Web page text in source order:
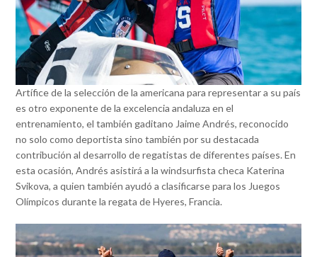
Artífice de la selección de la americana para representar a su país
es otro exponente de la excelencia andaluza en el
entrenamiento, el también gaditano Jaime Andrés, reconocido
no solo como deportista sino también por su destacada
contribución al desarrollo de regatistas de diferentes países. En
esta ocasión, Andrés asistirá a la windsurfista checa Katerina
Svikova, a quien también ayudó a clasificarse para los Juegos
Olímpicos durante la regata de Hyeres, Francia.